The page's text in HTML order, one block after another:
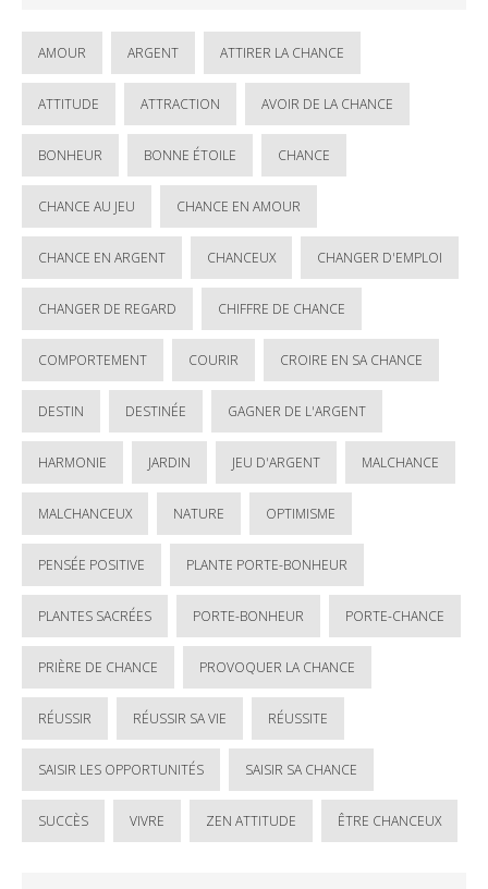
AMOUR ARGENT ATTIRER LA CHANCE
ATTITUDE ATTRACTION AVOIR DE LA CHANCE
BONHEUR BONNE ÉTOILE CHANCE
CHANCE AU JEU CHANCE EN AMOUR
CHANCE EN ARGENT CHANCEUX CHANGER D'EMPLOI
CHANGER DE REGARD CHIFFRE DE CHANCE
COMPORTEMENT COURIR CROIRE EN SA CHANCE
DESTIN DESTINÉE GAGNER DE L'ARGENT
HARMONIE JARDIN JEU D'ARGENT MALCHANCE
MALCHANCEUX NATURE OPTIMISME
PENSÉE POSITIVE PLANTE PORTE-BONHEUR
PLANTES SACRÉES PORTE-BONHEUR PORTE-CHANCE
PRIÈRE DE CHANCE PROVOQUER LA CHANCE
RÉUSSIR RÉUSSIR SA VIE RÉUSSITE
SAISIR LES OPPORTUNITÉS SAISIR SA CHANCE
SUCCÈS VIVRE ZEN ATTITUDE ÊTRE CHANCEUX